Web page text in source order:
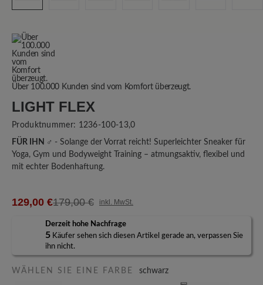
Über 100.000 Kunden sind vom Komfort überzeugt.
LIGHT FLEX
Produktnummer: 1236-100-13,0
FÜR IHN ♂ - Solange der Vorrat reicht! Superleichter Sneaker für
Yoga, Gym und Bodyweight Training – atmungsaktiv, flexibel und
mit echter Bodenhaftung.
129,00 €179,00 € inkl. MwSt.
Derzeit hohe Nachfrage
5 Käufer sehen sich diesen Artikel gerade an, verpassen Sie
ihn nicht.
WÄHLEN SIE EINE FARBE schwarz